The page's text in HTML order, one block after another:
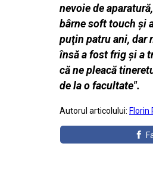
nevoie de
bârne soft touch şi
puţin patru ani, dar
însă a fost frig şi a
că ne pleacă
de la o facultate".
Autorul articolului: Florin